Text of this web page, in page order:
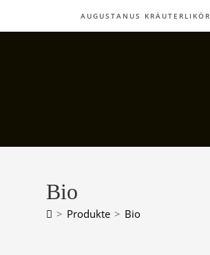
AUGUSTANUS KRÄUTERLIKÖR
Bio
> Produkte > Bio